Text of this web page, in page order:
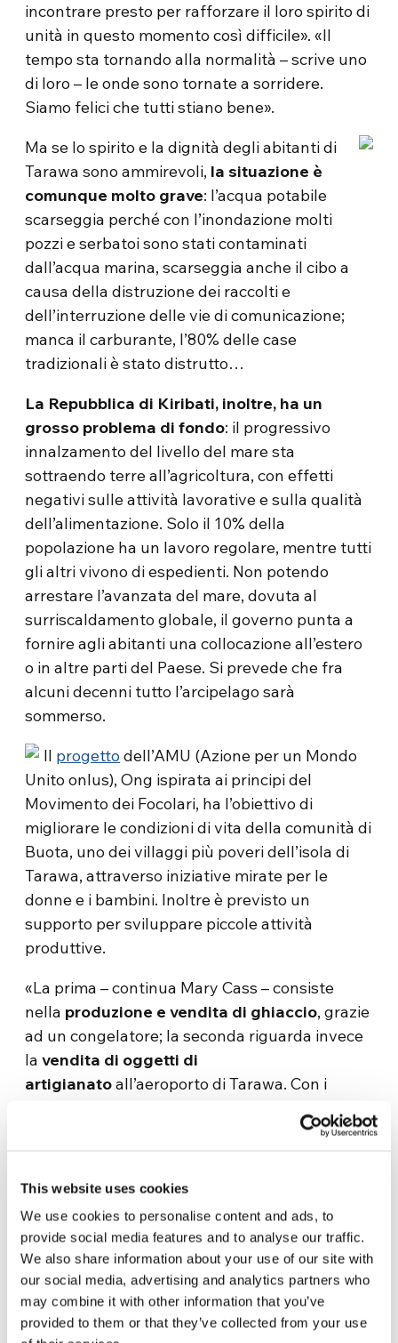
This website uses cookies
We use cookies to personalise content and ads, to
provide social media features and to analyse our traffic.
We also share information about your use of our site with
our social media, advertising and analytics partners who
may combine it with other information that you’ve
provided to them or that they’ve collected from your use
incontrare presto per rafforzare il loro spirito di
unità in questo momento così difficile». «Il
tempo sta tornando alla normalità – scrive uno
di loro – le onde sono tornate a sorridere.
Siamo felici che tutti stiano bene».
Ma se lo spirito e la dignità degli abitanti di
Tarawa sono ammirevoli, la situazione è
comunque molto grave: l’acqua potabile
scarseggia perché con l’inondazione molti
pozzi e serbatoi sono stati contaminati
dall’acqua marina, scarseggia anche il cibo a
causa della distruzione dei raccolti e
dell’interruzione delle vie di comunicazione;
manca il carburante, l’80% delle case
tradizionali è stato distrutto…
La Repubblica di Kiribati, inoltre, ha un
grosso problema di fondo: il progressivo
innalzamento del livello del mare sta
sottraendo terre all’agricoltura, con effetti
negativi sulle attività lavorative e sulla qualità
dell’alimentazione. Solo il 10% della
popolazione ha un lavoro regolare, mentre tutti
gli altri vivono di espedienti. Non potendo
arrestare l’avanzata del mare, dovuta al
surriscaldamento globale, il governo punta a
fornire agli abitanti una collocazione all’estero
o in altre parti del Paese. Si prevede che fra
alcuni decenni tutto l’arcipelago sarà
sommerso.
Il progetto dell’AMU (Azione per un Mondo
Unito onlus), Ong ispirata ai principi del
Movimento dei Focolari, ha l’obiettivo di
migliorare le condizioni di vita della comunità di
Buota, uno dei villaggi più poveri dell’isola di
Tarawa, attraverso iniziative mirate per le
donne e i bambini. Inoltre è previsto un
supporto per sviluppare piccole attività
produttive.
«La prima – continua Mary Cass – consiste
nella produzione e vendita di ghiaccio, grazie
ad un congelatore; la seconda riguarda invece
lavendita di oggetti di
artigianatoall’aeroporto di Tarawa. Con i
anche una macchina da cucire. Va bene anche
negozi presenti nel villaggio e nell’area
a retribuire il lavoro delle donne coinvolte – va
a beneficio della nostra scuola materna “Love
and Unity” e permette di provvedere ad alcune
necessità alimentari dei bambini e delle loro
famiglie».